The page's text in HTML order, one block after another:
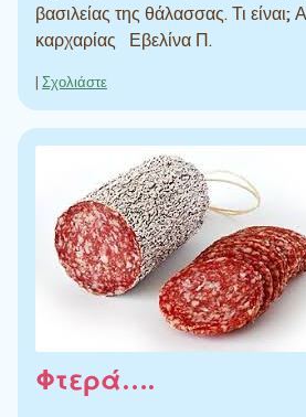
βασιλείας της θάλασσας. Τι
καρχαρίας Εβελίνα Π.
| Σχολιάστε
Φτερά….